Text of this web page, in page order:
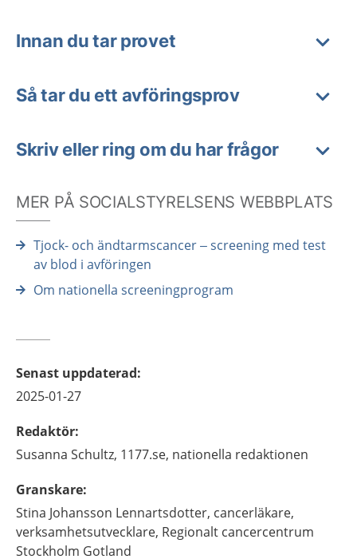
Innan du tar provet
Så tar du ett avföringsprov
Skriv eller ring om du har frågor
MER PÅ SOCIALSTYRELSENS WEBBPLATS
Tjock- och ändtarmscancer – screening med test
av blod i avföringen
Om nationella screeningprogram
Senast uppdaterad:
2025-01-27
Redaktör:
Susanna Schultz, 1177.se, nationella redaktionen
Granskare:
Stina Johansson Lennartsdotter, cancerläkare,
verksamhetsutvecklare, Regionalt cancercentrum
Stockholm Gotland